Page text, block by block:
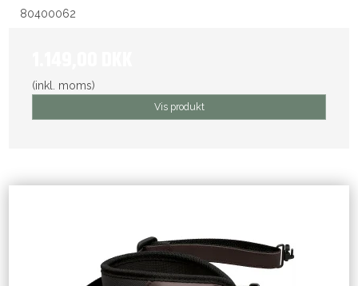
80400062
(inkl. moms)
Vis produkt